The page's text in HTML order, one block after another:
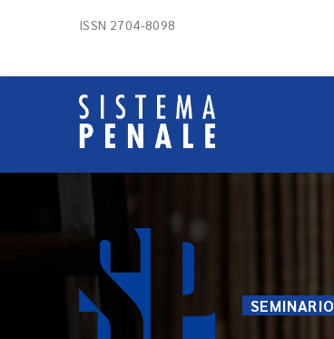
ISSN 2704-8098
SEMINARIO